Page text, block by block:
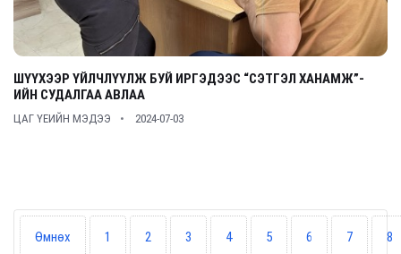
ШҮҮХЭЭР ҮЙЛЧЛҮҮЛЖ БУЙ ИРГЭДЭЭС “СЭТГЭЛ ХАНАМЖ”-
ИЙН СУДАЛГАА АВЛАА
ЦАГ ҮЕИЙН МЭДЭЭ 2024-07-03
Өмнөх 1 2 3 4 5 6 7 8